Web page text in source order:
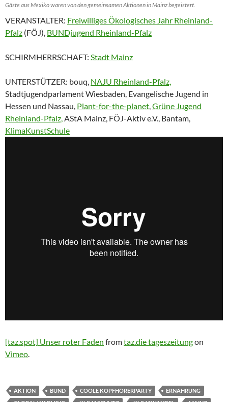
Gäste aus Mexiko waren von den gemeinsamen Aktionen in Mainz begeistert.
VERANSTALTER: Freiwilliges Ökologisches Jahr Rheinland-
Pfalz (FÖJ), BUNDjugend Rheinland-Pfalz
SCHIRMHERRSCHAFT: Stadt Mainz
UNTERSTÜTZER: bouq, NAJU Rheinland-Pfalz,
Stadtjugendparlament Wiesbaden, Evangelische Jugend in
Hessen und Nassau, Plant-for-the-planet,Grüne Jugend
Rheinland-Pfalz,AStA Mainz, FÖJ-Aktiv e.V., Bantam,
KlimaKunstSchule
[taz.spot] Unser roter Faden fromtaz.die tageszeitungon
Vimeo.
AKTION BUND COOLE KOPFHÖRERPARTY
ERNÄHRUNG